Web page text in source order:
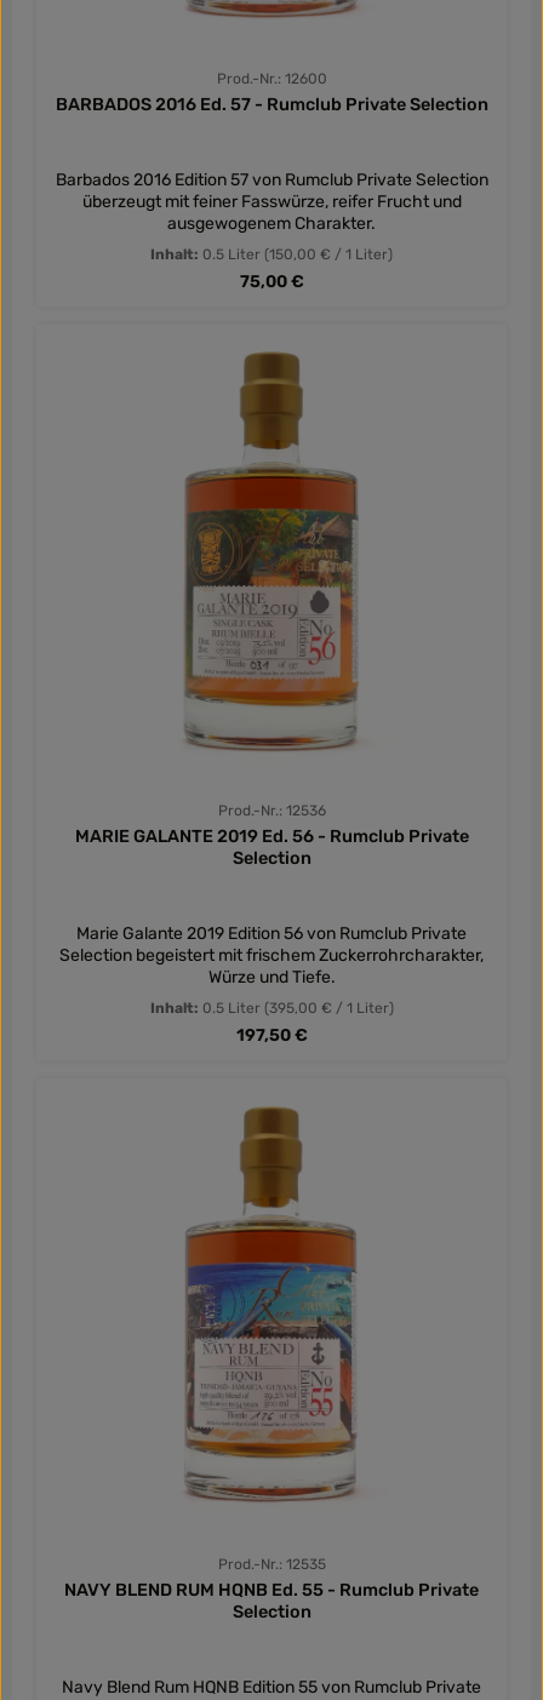
Prod.-Nr.: 12600
BARBADOS 2016 Ed. 57 - Rumclub Private Selection
Barbados 2016 Edition 57 von Rumclub Private Selection
überzeugt mit feiner Fasswürze, reifer Frucht und
ausgewogenem Charakter.
Inhalt: 0.5 Liter (150,00 € / 1 Liter)
Regulärer Preis:
75,00 €
Prod.-Nr.: 12536
MARIE GALANTE 2019 Ed. 56 - Rumclub Private
Selection
Marie Galante 2019 Edition 56 von Rumclub Private
Selection begeistert mit frischem Zuckerrohrcharakter,
Würze und Tiefe.
Inhalt: 0.5 Liter (395,00 € / 1 Liter)
Regulärer Preis:
197,50 €
Prod.-Nr.: 12535
NAVY BLEND RUM HQNB Ed. 55 - Rumclub Private
Selection
Navy Blend Rum HQNB Edition 55 von Rumclub Private